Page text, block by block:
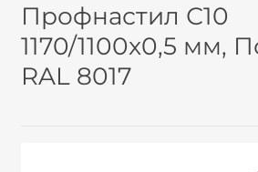
Профнастил С10
1170/1100x0,5 мм,
RAL 8017